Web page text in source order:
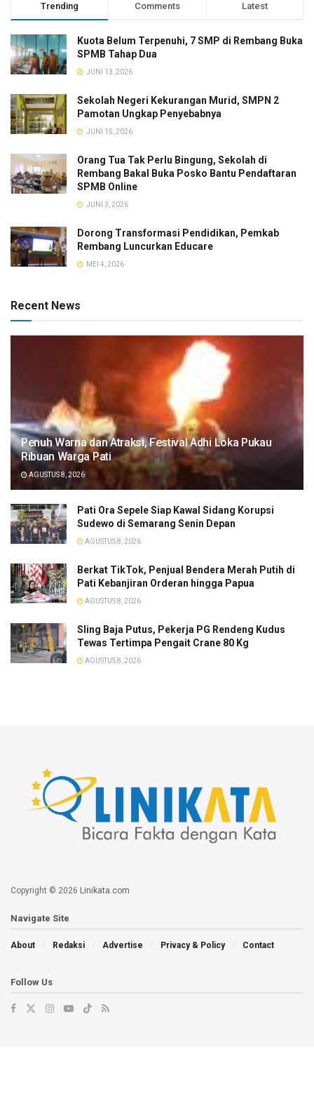
Trending Comments Latest
Kuota Belum Terpenuhi, 7 SMP di Rembang Buka
SPMB Tahap Dua
JUNI 13, 2026
Sekolah Negeri Kekurangan Murid, SMPN 2
Pamotan Ungkap Penyebabnya
JUNI 15, 2026
Orang Tua Tak Perlu Bingung, Sekolah di
Rembang Bakal Buka Posko Bantu Pendaftaran
SPMB Online
JUNI 3, 2026
Dorong Transformasi Pendidikan, Pemkab
Rembang Luncurkan Educare
MEI 4, 2026
Recent News
Penuh Warna dan Atraksi, Festival Adhi Loka Pukau
Ribuan Warga Pati
AGUSTUS 8, 2026
Pati Ora Sepele Siap Kawal Sidang Korupsi
Sudewo di Semarang Senin Depan
AGUSTUS 8, 2026
​Berkat TikTok, Penjual Bendera Merah Putih di
Pati Kebanjiran Orderan hingga Papua
AGUSTUS 8, 2026
Sling Baja Putus, Pekerja PG Rendeng Kudus
Tewas Tertimpa Pengait Crane 80 Kg
AGUSTUS 8, 2026
Copyright © 2026 Linikata.com
Navigate Site
About Redaksi Advertise Privacy & Policy Contact
Follow Us